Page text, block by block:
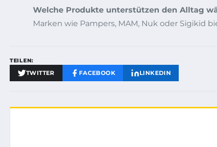
Welche Produkte unterstützen den Alltag
Marken wie Pampers, MAM, Nuk oder Sigikid
TEILEN:
TWITTER FACEBOOK LINKEDIN